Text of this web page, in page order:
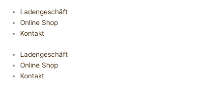
Ladengeschäft
Online Shop
Kontakt
Ladengeschäft
Online Shop
Kontakt